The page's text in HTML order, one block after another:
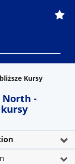
Kursy
North -